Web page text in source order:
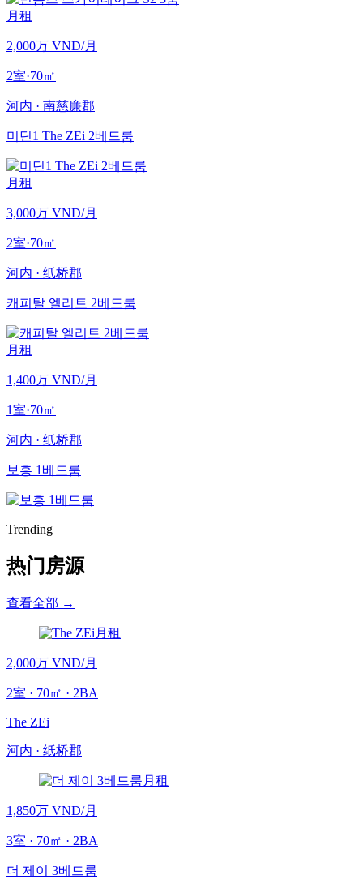
月租
2,000万 VND/月
2室·70㎡
河内 · 南慈廉郡
미딘1 The ZEi 2베드룸
月租
3,000万 VND/月
2室·70㎡
河内 · 纸桥郡
캐피탈 엘리트 2베드룸
月租
1,400万 VND/月
1室·70㎡
河内 · 纸桥郡
보흥 1베드룸
Trending
热门房源
查看全部 →
月租
2,000万 VND/月
2室 · 70㎡ · 2BA
The ZEi
河内 · 纸桥郡
月租
1,850万 VND/月
3室 · 70㎡ · 2BA
더 제이 3베드룸